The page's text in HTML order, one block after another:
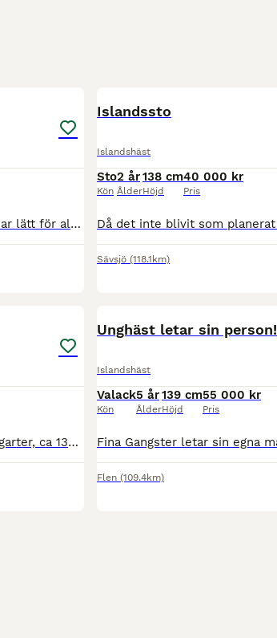
5 gångssto söker ny matte som önskar en häst som har lätt för alla gångarter men är inte tränad. Hon är mjuk att sitta på och mjuk i munnen. Har stora gångarter. Vi letar efter ett hem till henne där
Islandssto
Islandshäst
Sto
Kön
2 år
Ålder
138 cm
Höjd
40 000 kr
Pris
Sävsjö (118.1km)
🌼 Sto 13 år, 4 gångare med väl separerade mjuka gångarter, ca 135 cm. 🌼Pigg och framåt men tydlig broms. Familjehäst, van att bli ledd med mindre barn men utan ledare bra med något mer rutinerade b
Unghäst letar sin person!
Islandshäst
Valack
Kön
5 år
Ålder
139 cm
Höjd
55 000 kr
Pris
Flen (109.4km)